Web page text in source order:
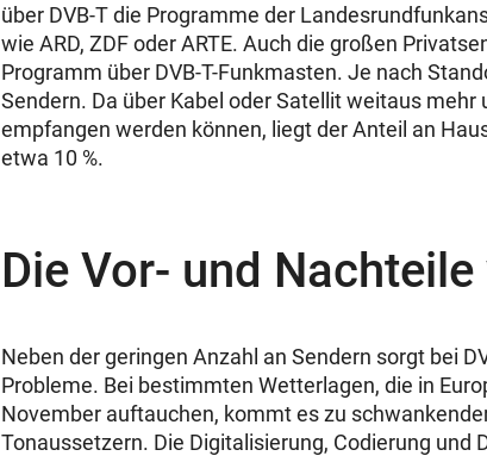
über DVB-T die Programme der
wie ARD, ZDF oder ARTE. Auch die großen
Programm über DVB-T-Funkmasten. Je nach
Sendern. Da über Kabel oder Satellit weitaus
empfangen werden können, liegt der Anteil an
etwa 10 %.
Die Vor- und Nachteile
Neben der geringen Anzahl an Sendern sorgt bei
Probleme. Bei bestimmten Wetterlagen, die in
November auftauchen, kommt es zu
Tonaussetzern. Die Digitalisierung, Codierung und